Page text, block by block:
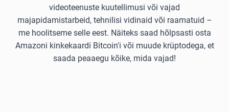
videoteenuste kuutellimusi või vajad
majapidamistarbeid, tehnilisi vidinaid või raamatuid –
me hoolitseme selle eest. Näiteks saad hõlpsasti osta
Amazoni kinkekaardi Bitcoin'i või muude krüptodega, et
saada peaaegu kõike, mida vajad!